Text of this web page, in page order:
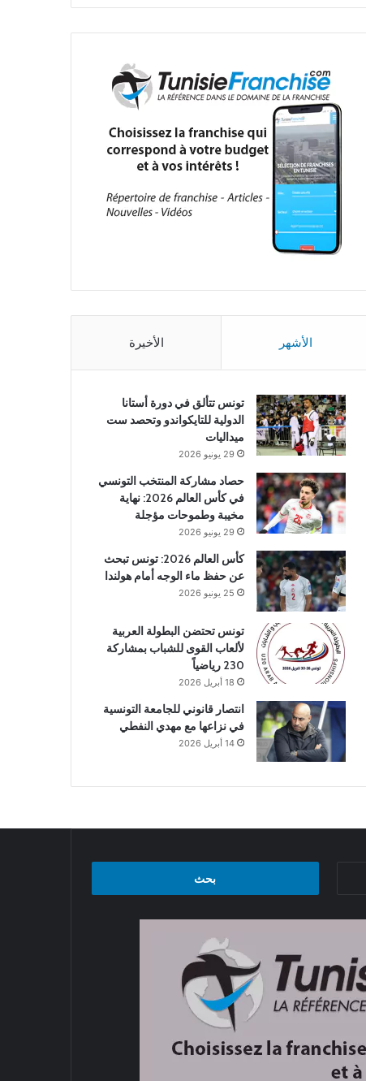
الأشهر الأخيرة
تونس تتألق في دورة أستانا
الدولية للتايكواندو وتحصد ست
ميداليات
29 يونيو 2026
حصاد مشاركة المنتخب التونسي
في كأس العالم 2026: نهاية
مخيبة وطموحات مؤجلة
29 يونيو 2026
كأس العالم 2026: تونس تبحث
عن حفظ ماء الوجه أمام هولندا
25 يونيو 2026
تونس تحتضن البطولة العربية
لألعاب القوى للشباب بمشاركة
230 رياضياً
18 أبريل 2026
انتصار قانوني للجامعة التونسية
في نزاعها مع مهدي النفطي
14 أبريل 2026